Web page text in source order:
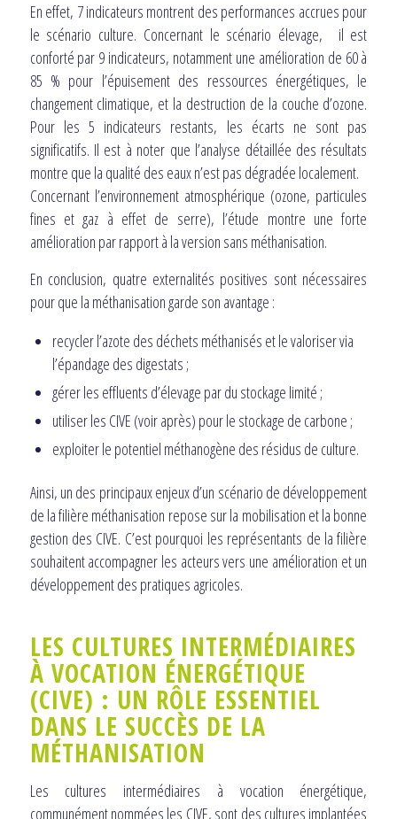
En effet, 7 indicateurs montrent des performances accrues pour
le scénario culture. Concernant le scénario élevage, il est
conforté par 9 indicateurs, notamment une amélioration de 60 à
85 % pour l’épuisement des ressources énergétiques, le
changement climatique, et la destruction de la couche d’ozone.
Pour les 5 indicateurs restants, les écarts ne sont pas
significatifs. Il est à noter que l’analyse détaillée des résultats
montre que la qualité des eaux n’est pas dégradée localement.
Concernant l’environnement atmosphérique (ozone, particules
fines et gaz à effet de serre), l’étude montre une forte
amélioration par rapport à la version sans méthanisation.
En conclusion, quatre externalités positives sont nécessaires
pour que la méthanisation garde son avantage :
recycler l’azote des déchets méthanisés et le valoriser via
l’épandage des digestats ;
gérer les effluents d’élevage par du stockage limité ;
utiliser les CIVE (voir après) pour le stockage de carbone ;
exploiter le potentiel méthanogène des résidus de culture.
Ainsi, un des principaux enjeux d’un scénario de développement
de la filière méthanisation repose sur la mobilisation et la bonne
gestion des CIVE. C’est pourquoi les représentants de la filière
souhaitent accompagner les acteurs vers une amélioration et un
développement des pratiques agricoles.
LES CULTURES INTERMÉDIAIRES
À VOCATION ÉNERGÉTIQUE
(CIVE) : UN RÔLE ESSENTIEL
DANS LE SUCCÈS DE LA
MÉTHANISATION
Les cultures intermédiaires à vocation énergétique,
communément nommées les CIVE, sont des cultures implantées